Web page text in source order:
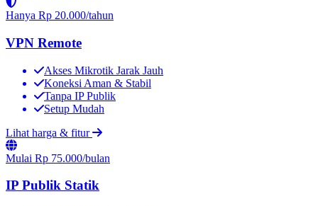
Hanya Rp 20.000/tahun
VPN Remote
Akses Mikrotik Jarak Jauh
Koneksi Aman & Stabil
Tanpa IP Publik
Setup Mudah
Lihat harga & fitur
Mulai Rp 75.000/bulan
IP Publik Statik